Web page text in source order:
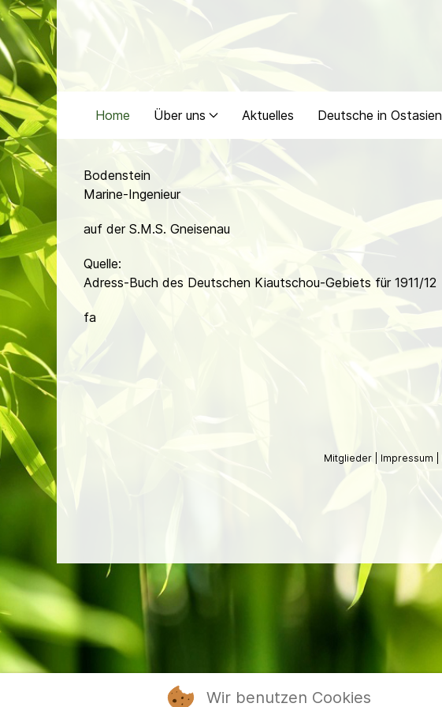
Home Über uns Aktuelles Deutsche in Ostasien
Bodenstein
Marine-Ingenieur
auf der S.M.S. Gneisenau
Quelle:
Adress-Buch des Deutschen Kiautschou-Gebiets für 1911/12
fa
Mitglieder Impressum
Wir benutzen Cookies